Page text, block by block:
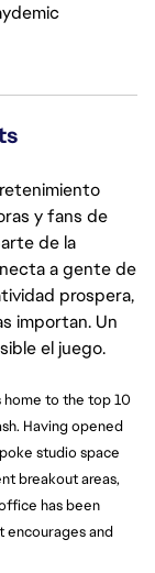
y fans de
de la
a gente de
prospera,
importan. Un
el juego.
home to the top 10
Having opened
studio space
breakout areas,
has been
encourages and